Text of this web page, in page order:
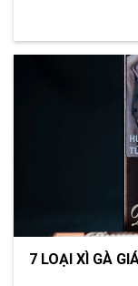
7 LOẠI XÌ GÀ